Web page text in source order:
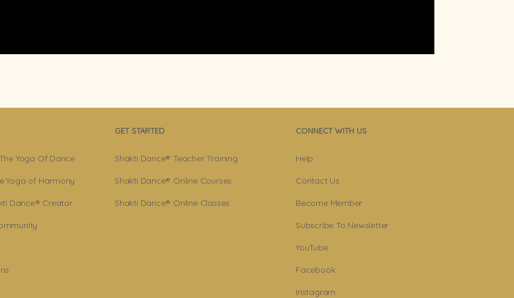
Yoga Of Dance
Yoga of Harmony
Dance® Creator
GET STARTED
Shakti Dance® Teacher Training
Shakti Dance® Online Courses
Shakti Dance® Online Classes
CONNECT WITH US
Help
Contact Us
Become Member
Subscribe To Newsletter
YouTube
Facebook
Instagram